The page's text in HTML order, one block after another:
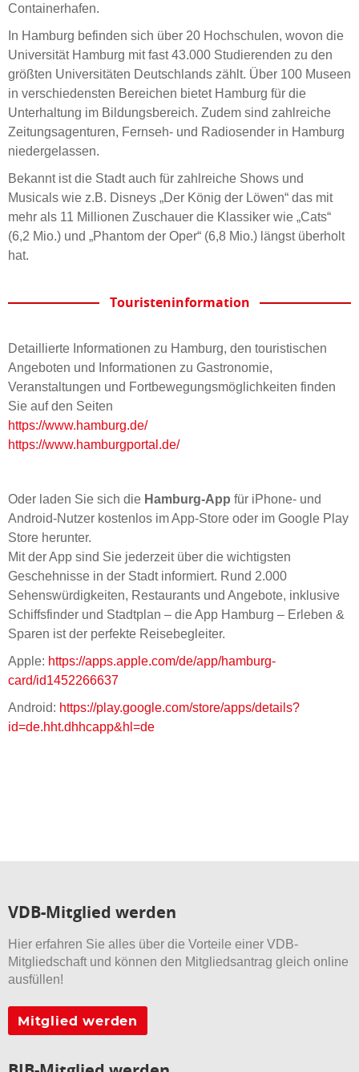
Containerhafen.
In Hamburg befinden sich über 20 Hochschulen, wovon die
Universität Hamburg mit fast 43.000 Studierenden zu den
größten Universitäten Deutschlands zählt. Über 100 Museen
in verschiedensten Bereichen bietet Hamburg für die
Unterhaltung im Bildungsbereich. Zudem sind zahlreiche
Zeitungsagenturen, Fernseh- und Radiosender in Hamburg
niedergelassen.
Bekannt ist die Stadt auch für zahlreiche Shows und
Musicals wie z.B. Disneys „Der König der Löwen“ das mit
mehr als 11 Millionen Zuschauer die Klassiker wie „Cats“
(6,2 Mio.) und „Phantom der Oper“ (6,8 Mio.) längst überholt
hat.
Touristeninformation
Detaillierte Informationen zu Hamburg, den touristischen
Angeboten und Informationen zu Gastronomie,
Veranstaltungen und Fortbewegungsmöglichkeiten finden
Sie auf den Seiten
https://www.hamburg.de/
https://www.hamburgportal.de/
Oder laden Sie sich die Hamburg-App für iPhone- und
Android-Nutzer kostenlos im App-Store oder im Google Play
Store herunter.
Mit der App sind Sie jederzeit über die wichtigsten
Geschehnisse in der Stadt informiert. Rund 2.000
Sehenswürdigkeiten, Restaurants und Angebote, inklusive
Schiffsfinder und Stadtplan – die App Hamburg – Erleben &
Sparen ist der perfekte Reisebegleiter.
Apple: https://apps.apple.com/de/app/hamburg-
card/id1452266637
Android: https://play.google.com/store/apps/details?
id=de.hht.dhhcapp&hl=de
VDB-Mitglied werden
Hier erfahren Sie alles über die Vorteile einer VDB-
Mitgliedschaft und können den Mitgliedsantrag gleich online
ausfüllen!
Mitglied werden